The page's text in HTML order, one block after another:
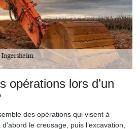
opérations lors d’un
des opérations qui visent à
le creusage, puis l’excavation,